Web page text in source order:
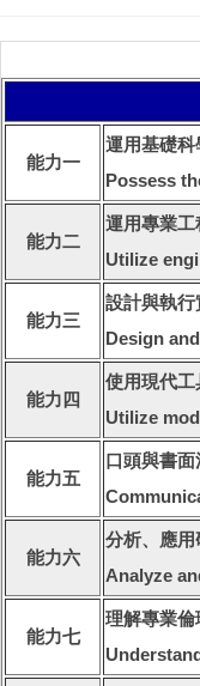
能力一
運用基礎
Possess
能力二
運用專業
Utilize
能力三
設計與執
Design
能力四
使用現代
Utilize
能力五
口頭與書
能力六
分析、應
Analyze
能力七
理解專業